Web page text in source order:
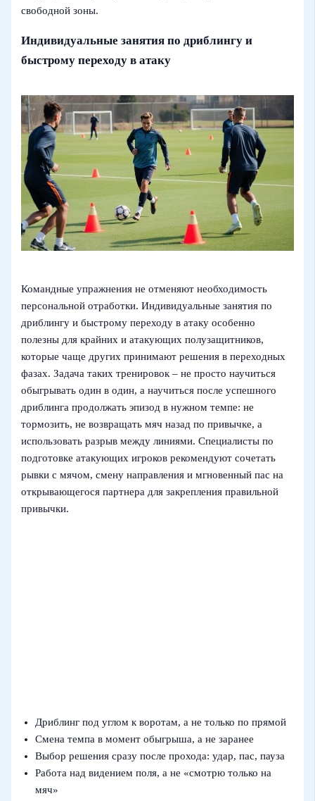
свободной зоны.
Индивидуальные занятия по дриблингу и
быстрому переходу в атаку
Командные упражнения не отменяют необходимость
персональной отработки. Индивидуальные занятия по
дриблингу и быстрому переходу в атаку особенно
полезны для крайних и атакующих полузащитников,
которые чаще других принимают решения в переходных
фазах. Задача таких тренировок – не просто научиться
обыгрывать один в один, а научиться после успешного
дриблинга продолжать эпизод в нужном темпе: не
тормозить, не возвращать мяч назад по привычке, а
использовать разрыв между линиями. Специалисты по
подготовке атакующих игроков рекомендуют сочетать
рывки с мячом, смену направления и мгновенный пас на
открывающегося партнера для закрепления правильной
привычки.
Дриблинг под углом к воротам, а не только по прямой
Смена темпа в момент обыгрыша, а не заранее
Выбор решения сразу после прохода: удар, пас, пауза
Работа над видением поля, а не «смотрю только на
мяч»